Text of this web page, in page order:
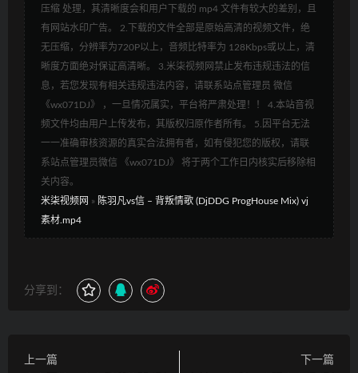
压缩 处理，其清晰度会和用户下载的 mp4 文件有较大的差别，且
有网站水印广告。 2.下载的文件全部是原始高清的视频文件，绝
无压缩，分辨率为720P以上，音频比特率为 128Kbps或以上，清
晰度方面绝对保证高清晰。 3.米柒视频网禁止发布违规违法的信
息，若您发现有相关违规违法内容，请联系站点管理员 微信
《wx071DJ》 ，一旦情况属实，平台将严肃处理！！ 4.本站音视
频文件均由用户上传发布，其版权归原作者所有。 5.因平台无法
一一准确审核资源的真实合法拥有者，如有侵犯您的版权，请联
系站点管理员微信 《wx071DJ》 将于两个工作日内核实后移除相
关内容。
米柒视频网 » 陈羽凡vs信 – 背叛情歌 (DjDDG ProgHouse Mix) vj
素材.mp4
分享到：
上一篇
下一篇